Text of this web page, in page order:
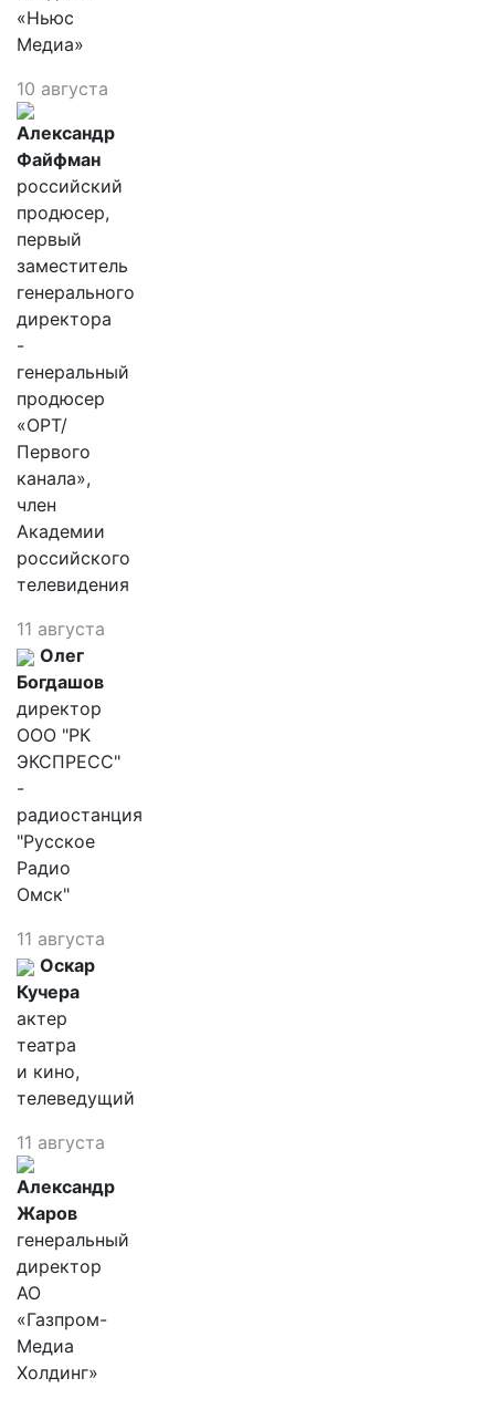
«Ньюс
Медиа»
10 августа
Александр
Файфман
российский
продюсер,
первый
заместитель
генерального
директора
-
генеральный
продюсер
«ОРТ/
Первого
канала»,
член
Академии
российского
телевидения
11 августа
Олег
Богдашов
директор
ООО "РК
ЭКСПРЕСС"
-
радиостанция
"Русское
Радио
Омск"
11 августа
Оскар
Кучера
актер
театра
и кино,
телеведущий
11 августа
Александр
Жаров
генеральный
директор
АО
«Газпром-
Медиа
Холдинг»